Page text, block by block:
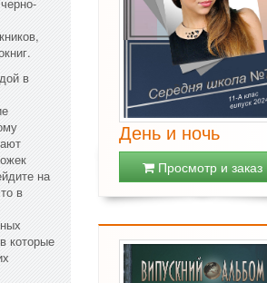
в
на
в
которые
День и ночь
Просмотр и заказ